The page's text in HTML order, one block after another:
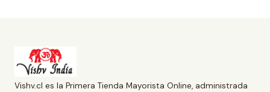
Vishv.cl es la Primera Tienda Mayorista Online, administrada